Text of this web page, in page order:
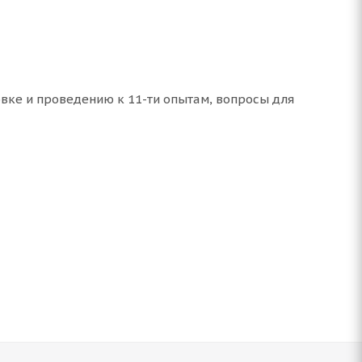
и проведению к 11-ти опытам, вопросы для